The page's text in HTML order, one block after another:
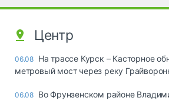
Центр
06.08 На трассе Курск – Касторное
метровый мост через реку
06.08 Во Фрунзенском районе